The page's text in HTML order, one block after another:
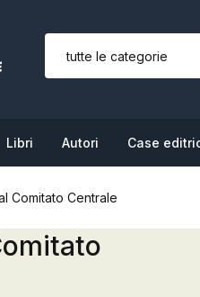
Libri Autori Case
Comitato Centrale